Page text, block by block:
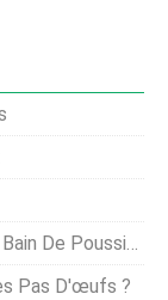
De Poussière ?
Pas D'œufs ?